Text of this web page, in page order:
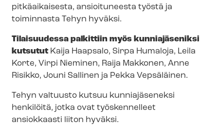
pitkäaikaisesta, ansioituneesta työstä ja
toiminnasta Tehyn hyväksi.
Tilaisuudessa palkittiin myös kunniajäseniksi
kutsutut Kaija Haapsalo, Sirpa Humaloja, Leila
Korte, Virpi Nieminen, Raija Makkonen, Anne
Risikko, Jouni Sallinen ja Pekka Vepsäläinen.
Tehyn valtuusto kutsuu kunniajäseneksi
henkilöitä, jotka ovat työskennelleet
ansiokkaasti liiton hyväksi.